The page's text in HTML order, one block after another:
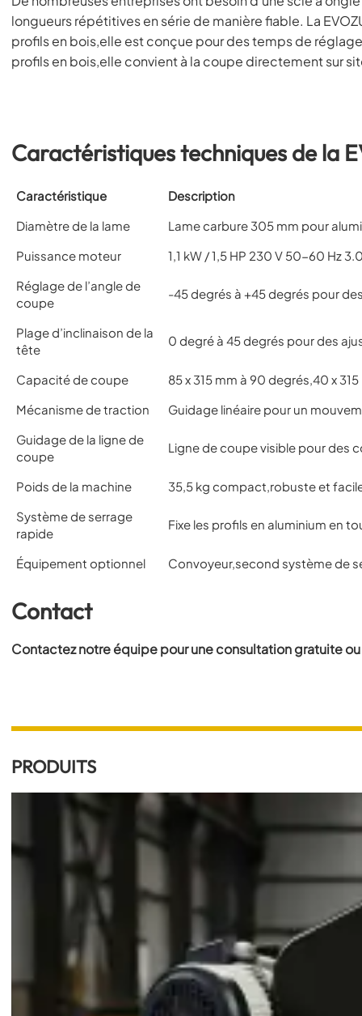
longueurs répétitives en série de manière fiable. La
profils en bois,elle est conçue pour des temps de
profils en bois,elle convient à la coupe directement sur
Caractéristiques techniques de la
Caractéristique
Description
Diamètre de la lame
Lame carbure 305 mm pour
Puissance moteur
1,1 kW / 1,5 HP 230 V 50-60 Hz
Réglage de l’angle de
coupe
-45 degrés à +45 degrés pour
Plage d’inclinaison de la
tête
0 degré à 45 degrés pour des
Capacité de coupe
85 x 315 mm à 90 degrés,40 x
Mécanisme de traction
Guidage linéaire pour un
Guidage de la ligne de
coupe
Ligne de coupe visible pour des
Poids de la machine
35,5 kg compact,robuste et
Système de serrage
rapide
Fixe les profils en aluminium en
Équipement optionnel Convoyeur,second système de
Contact
Contactez notre équipe pour une consultation gratuite
PRODUITS